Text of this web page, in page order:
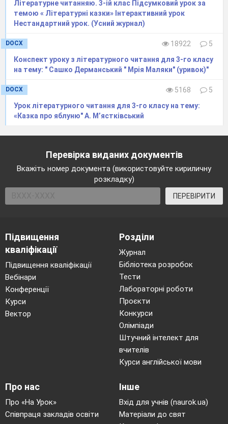
Літературне читанняю. 3-ій клас Підсумковий урок за
темою « Літературні казки» Інтерактивний урок
Нестандартний урок. (Усний журнал)
DOCX 18922
5
Конспект уроку з літературного читання для 3-го класу
на тему: " Сашко Дерманський " Мрія Маляки" (уривок)"
DOCX 5168
5
Урок літературного читання для 3-го класу на тему:
«Казка про яблуню" А. М’ястківський
Перевірка виданих документів
Вкажіть номер документа (використовуйте кириличну
розкладку)
ПЕРЕВІРИТИ
Підвищення
кваліфікації
Підвищення кваліфікації
Вебінари
Конференції
Курси
Вектор
Розділи
Журнал
Бібліотека розробок
Тести
Лабораторні роботи
Проєкти
Конкурси
Олімпіади
Штучний інтелект для
вчителів
Курси англійської мови
Про нас
Про «На Урок»
Співпраця закладів освіти
Інше
Вхід для учнів (naurok.ua)
Матеріали до свят